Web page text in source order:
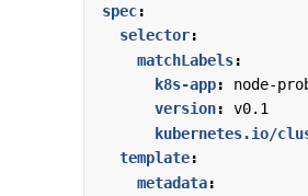
spec:
selector:
matchLabels:
k8s-app:
node-
version:
v0.1
kubernetes.io/
template:
metadata: